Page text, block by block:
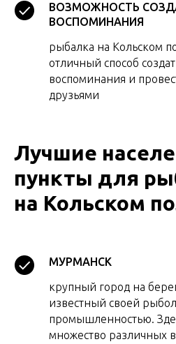
ВОЗМОЖНОСТЬ
ВОСПОМИНАНИЯ
рыбалка на Кольском
отличный способ
воспоминания и
друзьями
Лучшие
пункты для
на Кольском
МУРМАНСК
крупный город на
известный своей
промышленностью.
множество различных